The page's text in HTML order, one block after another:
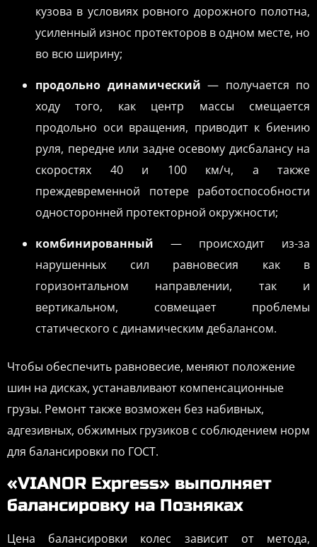
кузова в условиях ровного дорожного полотна,
усиленный износ протекторов в одном месте, но
во всю ширину;
продольно динамический — получается по
ходу того, как центр массы смещается
продольно оси вращения, приводит к биению
руля, передне или задне осевому дисбалансу на
скоростях 40 и 100 км/ч, а также
преждевременной потере работоспособности
односторонней протекторной окружности;
комбинированный — происходит из-за
нарушенных сил равновесия как в
горизонтальном направлении, так и
вертикальном, совмещает проблемы
статического с динамическим дебалансом.
Чтобы обеспечить равновесие, меняют положение
шин на дисках, устанавливают компенсационные
грузы. Ремонт также возможен без набивных,
адгезивных, обжимных грузиков с соблюдением норм
для балансировки по ГОСТ.
«VIANOR Express» выполняет
балансировку на Позняках
Цена балансировки колес зависит от метода,